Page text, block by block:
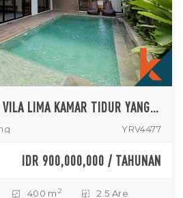
BATU BOLONG LUXE: VILA LIMA KAMAR TIDUR YANG MEMUKAU DI LOKASI PRIMA
YRV4477
IDR 900,000,000 / TAHUNAN
400 m 2 2.5 Are